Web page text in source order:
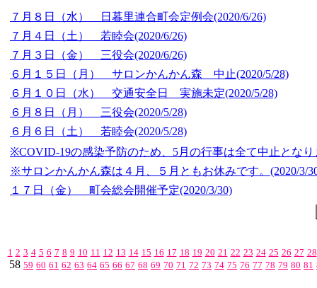
７月８日（水） 日暮里連合町会定例会(2020/6/26)
７月４日（土） 若睦会(2020/6/26)
７月３日（金） 三役会(2020/6/26)
６月１５日（月） サロンかんかん森 中止(2020/5/28)
６月１０日（水） 交通安全日 実施未定(2020/5/28)
６月８日（月） 三役会(2020/5/28)
６月６日（土） 若睦会(2020/5/28)
※COVID-19の感染予防のため、5月の行事は全て中止となり
※サロンかんかん森は４月、５月ともお休みです。 (2020/3/
１７日（金） 町会総会開催予定(2020/3/30)
1 2 3 4 5 6 7 8 9 10 11 12 13 14 15 16 17 18 19 20 21 22 23 24 25 26 27 28
58 59 60 61 62 63 64 65 66 67 68 69 70 71 72 73 74 75 76 77 78 79 80 81